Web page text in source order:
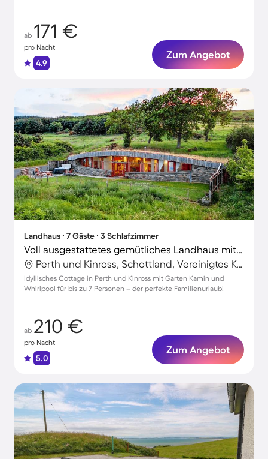
ab 171 €
pro Nacht
4.9
Zum Angebot
Landhaus ∙ 7 Gäste ∙ 3 Schlafzimmer
Voll ausgestattetes gemütliches Landhaus mit Garten und Whirlpool | Haustiere erlaubt
Perth und Kinross, Schottland, Vereinigtes Königreich
Idyllisches Cottage in Perth und Kinross mit Garten Kamin und
Whirlpool für bis zu 7 Personen – der perfekte Familienurlaub!
ab 210 €
pro Nacht
5.0
Zum Angebot